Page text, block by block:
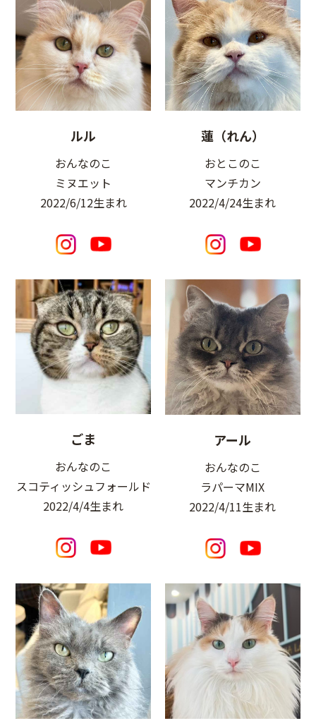
ルル
おんなのこ
ミヌエット
2022/6/12生まれ
蓮（れん）
おとこのこ
マンチカン
2022/4/24生まれ
ごま
おんなのこ
スコティッシュフォールド
2022/4/4生まれ
アール
おんなのこ
ラパーマMIX
2022/4/11生まれ